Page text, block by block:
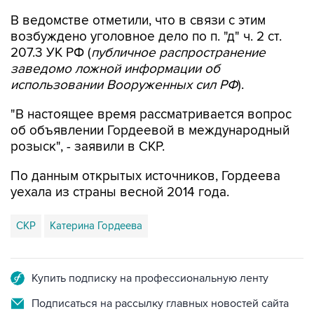
В ведомстве отметили, что в связи с этим
возбуждено уголовное дело по п. "д" ч. 2 ст.
207.3 УК РФ (публичное распространение
заведомо ложной информации об
использовании Вооруженных сил РФ).
"В настоящее время рассматривается вопрос
об объявлении Гордеевой в международный
розыск", - заявили в СКР.
По данным открытых источников, Гордеева
уехала из страны весной 2014 года.
СКР Катерина Гордеева
Купить подписку на профессиональную ленту
Подписаться на рассылку главных новостей сайта